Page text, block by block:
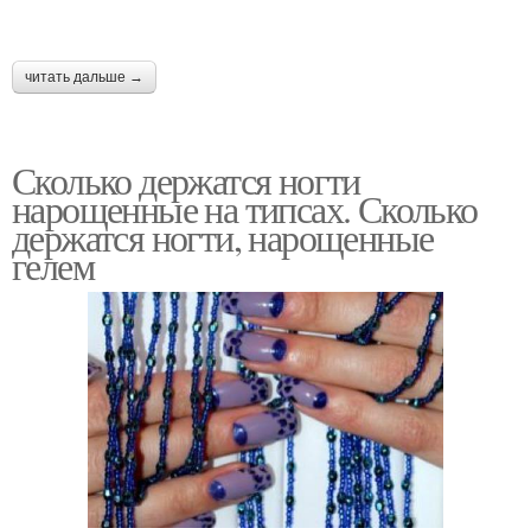
читать дальше →
Сколько держатся ногти
нарощенные на типсах. Сколько
держатся ногти, нарощенные
гелем